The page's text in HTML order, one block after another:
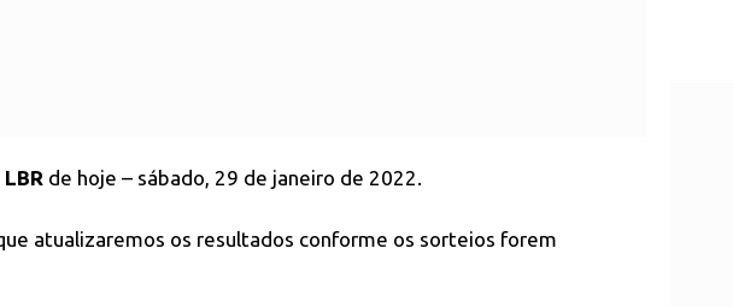
de hoje – sábado, 29 de janeiro de 2022.
atualizaremos os resultados conforme os sorteios forem